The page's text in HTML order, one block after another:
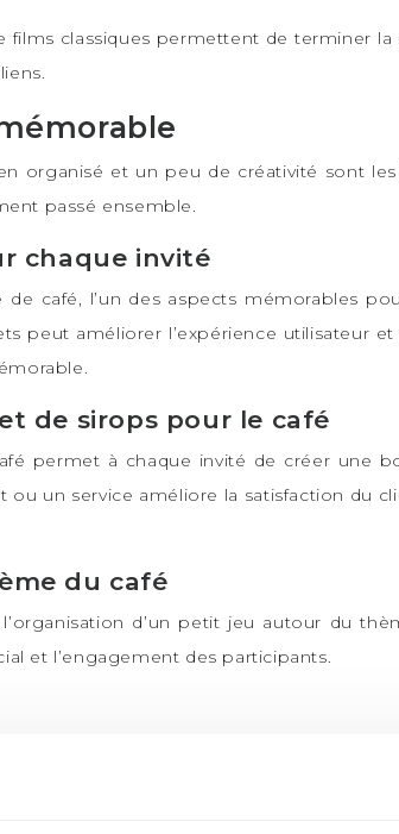
classiques permettent de terminer
organisé et un peu de créativité sont
passé ensemble.
chaque invité
de café, l’un des aspects mémorables
peut améliorer l’expérience utilisateur
de sirops pour le café
permet à chaque invité de créer une
un service améliore la satisfaction du
du café
d’un petit jeu autour du
et l’engagement des participants.